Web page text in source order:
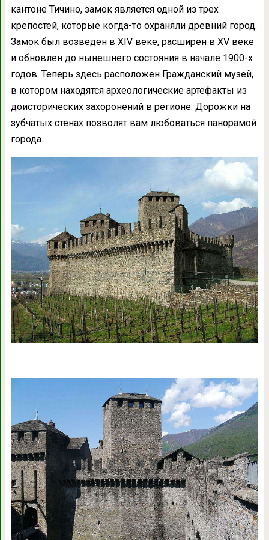
кантоне Тичино, замок является одной из трех
крепостей, которые когда-то охраняли древний город.
Замок был возведен в XIV веке, расширен в XV веке
и обновлен до нынешнего состояния в начале 1900-х
годов. Теперь здесь расположен Гражданский музей,
в котором находятся археологические артефакты из
доисторических захоронений в регионе. Дорожки на
зубчатых стенах позволят вам любоваться панорамой
города.